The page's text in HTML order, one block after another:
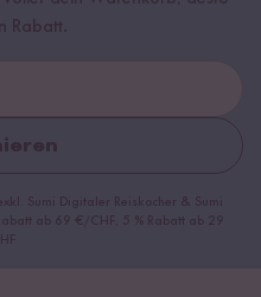
Rabatt.
Sumi Digitaler Reiskocher & Sumi
ab 69 €/CHF, 5 % Rabatt ab 29